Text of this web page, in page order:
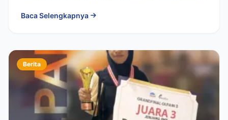
Baca Selengkapnya
Berita